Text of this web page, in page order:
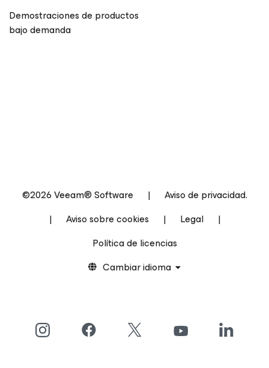
Demostraciones de productos
bajo demanda
©2026 Veeam® Software |
Aviso de privacidad.
|
Aviso sobre cookies | Legal
|
Política de licencias
Cambiar idioma